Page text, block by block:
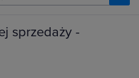
sprzedaży -